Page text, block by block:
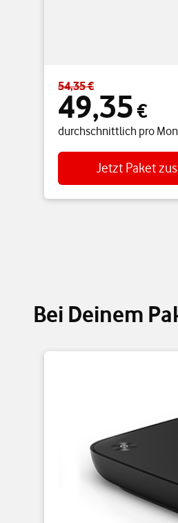
Standardpreis 54,35 € –
54,35 €
49,35 €
durchschnittlich pro
Jetzt Paket
Bei Deinem